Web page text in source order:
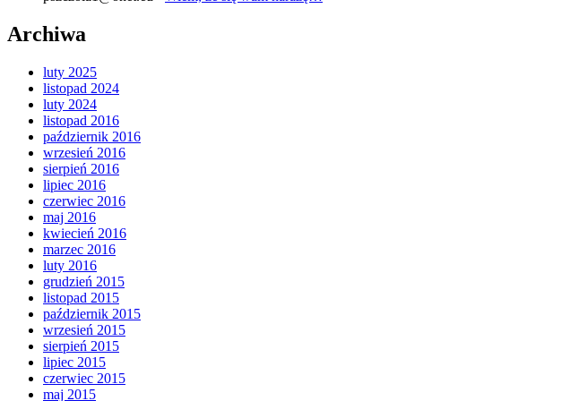
Archiwa
luty 2025
listopad 2024
luty 2024
listopad 2016
październik 2016
wrzesień 2016
sierpień 2016
lipiec 2016
czerwiec 2016
maj 2016
kwiecień 2016
marzec 2016
luty 2016
grudzień 2015
listopad 2015
październik 2015
wrzesień 2015
sierpień 2015
lipiec 2015
czerwiec 2015
maj 2015